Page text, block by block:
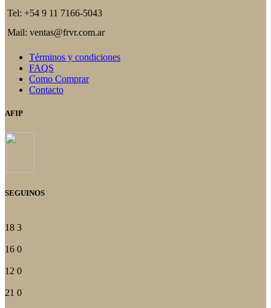
Tel: +54 9 11 7166-5043
Mail: ventas@frvr.com.ar
Términos y condiciones
FAQS
Como Comprar
Contacto
AFIP
SEGUINOS
18 3
16 0
12 0
21 0